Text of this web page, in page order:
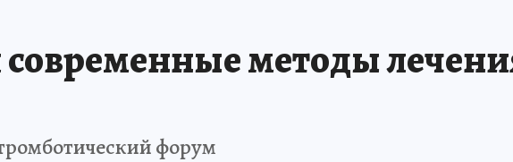
современные методы
форум